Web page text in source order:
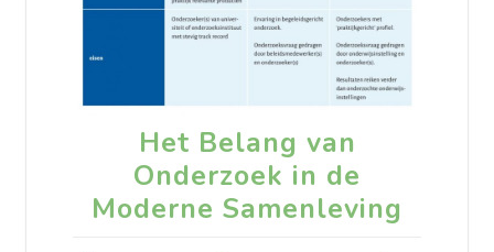
Het Belang van
Onderzoek in de
Moderne Samenleving